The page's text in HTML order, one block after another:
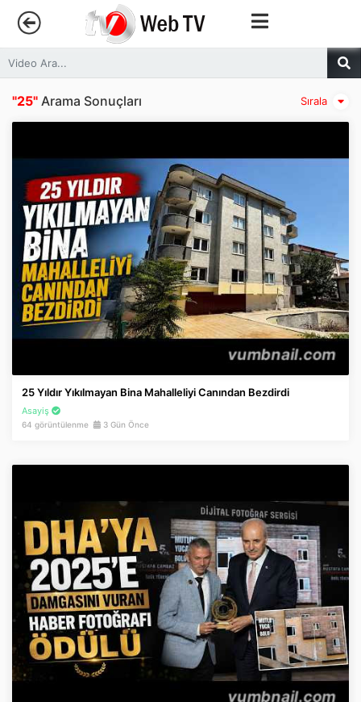
Anasayfa
Trendler
Canlı Yayın
Kategoriler
Sosyal Medya
Youtube
Facebook
İnstagram
Twitter
Sırala
"25" Arama Sonuçları
25 Yıldır Yıkılmayan Bina Mahalleliyi Canından Bezdirdi
Asayiş
64 görüntülenme 3 Gün Önce